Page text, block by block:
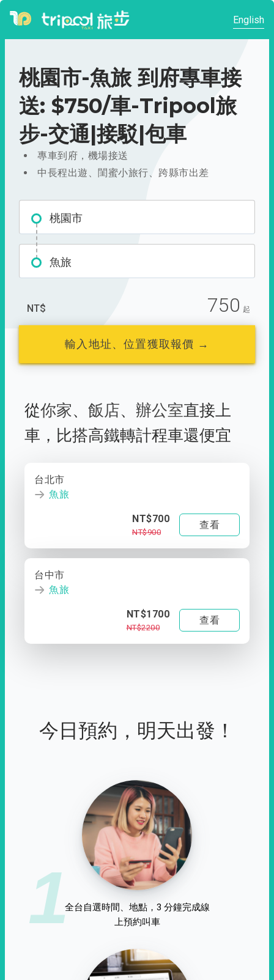
English
桃園市-魚旅 到府專車接
送: $750/車-Tripool旅
步-交通|接駁|包車
專車到府，機場接送
中長程出遊、閨蜜小旅行、跨縣市出差
桃園市
魚旅
NT$ 750 起
輸入地址、位置獲取報價 →
從你家、 飯店、 辦公室直接上
車， 比搭高鐵轉計程車還便宜
台北市
魚旅
NT$700
NT$900
查看
台中市
魚旅
NT$1700
NT$2200
查看
今日預約，明天出發！
1全台自選時間、地點，3 分鐘完成線
上預約叫車